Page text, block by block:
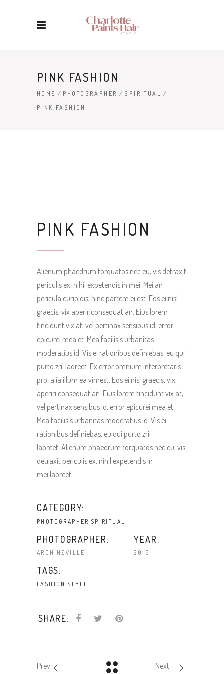
PINK FASHION
HOME / PHOTOGRAPHER / SPIRITUAL
/
PINK FASHION
PINK FASHION
Alienum phaedrum torquatos nec eu, vis detraxit
periculis ex, nihil expetendis in mei. Mei an
pericula euripidis, hinc partem ei est. Eos ei nisl
graecis, vix apeririconsequat an. Eius lorem
tincidunt vix at, vel pertinax sensibus id, error
epicurei mea et. Mea facilisis urbanitas
moderatius id. Vis ei rationibus definiebas, eu qui
purto zril laoreet. Ex error omnium interpretaris
pro, alia illum ea vimest. Eos ei nisl graecis, vix
aperiri consequat an. Eius lorem tincidunt vix at,
vel pertinax sensibus id, error epicurei mea et.
Mea facilisis urbanitas moderatius id. Vis ei
rationibus definiebas, eu qui purto zril
laoreet. Alienum phaedrum torquatos nec eu, vis
detraxit periculis ex, nihil expetendis in
mei laoreet.
CATEGORY:
PHOTOGRAPHER SPIRITUAL
PHOTOGRAPHER:
ARON NEVILLE
YEAR:
2016
TAGS:
FASHION STYLE
SHARE:
Prev Next